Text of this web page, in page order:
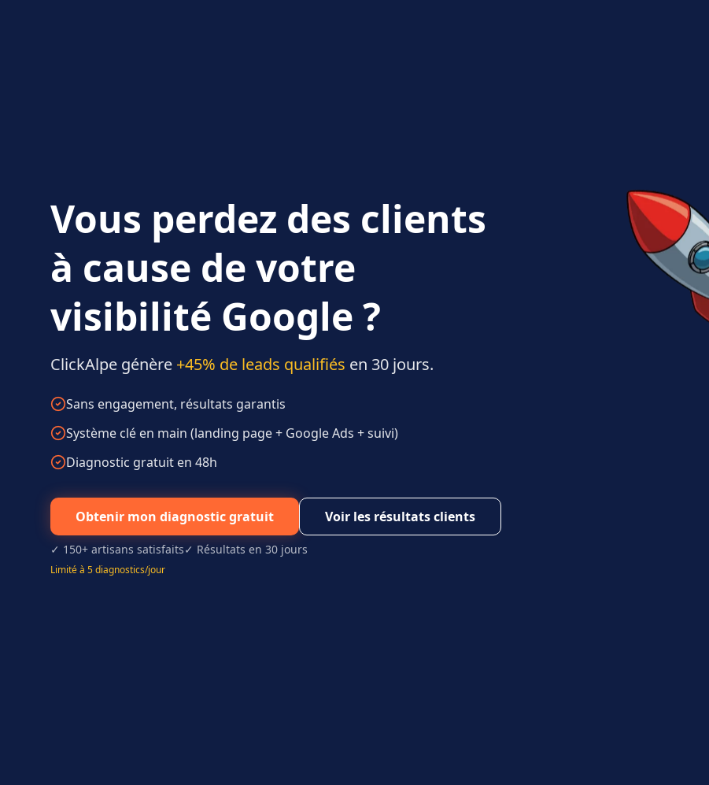
Vous perdez des clients
à cause de votre
visibilité Google ?
ClickAlpe génère +45% de leads qualifiés en 30 jours.
Sans engagement, résultats garantis
Système clé en main (landing page + Google Ads + suivi)
Diagnostic gratuit en 48h
Obtenir mon diagnostic gratuit Voir les résultats clients
✓ 150+ artisans satisfaits✓ Résultats en 30 jours
Limité à 5 diagnostics/jour